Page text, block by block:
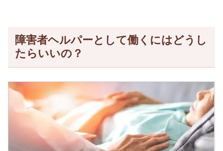
障害者ヘルパーとして働くにはどうし
たらいいの？